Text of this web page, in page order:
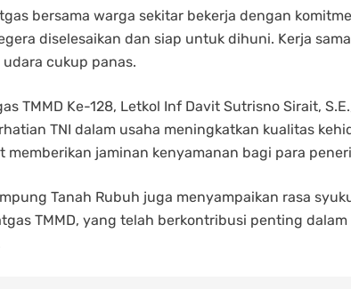
bersama warga sekitar bekerja dengan
diselesaikan dan siap untuk dihuni. Kerja
cukup panas.
TMMD Ke-128, Letkol Inf Davit Sutrisno Sirait,
TNI dalam usaha meningkatkan kualitas
memberikan jaminan kenyamanan bagi para
Tanah Rubuh juga menyampaikan rasa
TMMD, yang telah berkontribusi penting